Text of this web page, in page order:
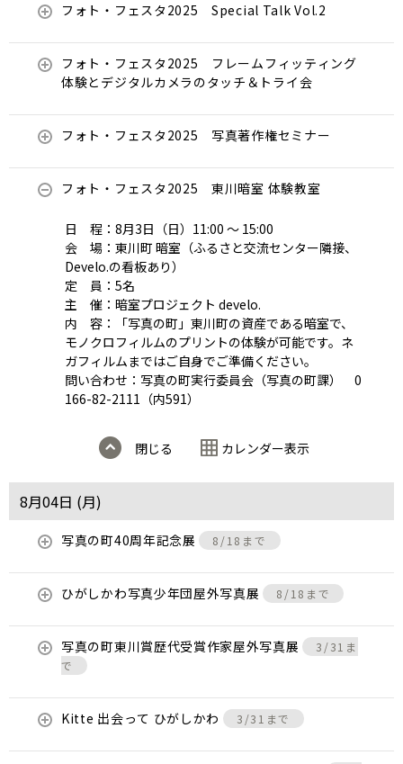
フォト・フェスタ2025 Special Talk Vol.2
フォト・フェスタ2025 フレームフィッティング
体験とデジタルカメラのタッチ＆トライ会
フォト・フェスタ2025 写真著作権セミナー
フォト・フェスタ2025 東川暗室 体験教室
日 程：8月3日（日）11:00 ～ 15:00
会 場：東川町 暗室（ふるさと交流センター隣接、
Develo.の看板あり）
定 員：5名
主 催：暗室プロジェクト develo.
内 容：「写真の町」東川町の資産である暗室で、
モノクロフィルムのプリントの体験が可能です。ネ
ガフィルムまではご自身でご準備ください。
問い合わせ：写真の町実行委員会（写真の町課） 0
166-82-2111（内591）
閉じる カレンダー表示
8月04日 (月)
写真の町40周年記念展 8/18まで
ひがしかわ写真少年団屋外写真展 8/18まで
写真の町東川賞歴代受賞作家屋外写真展
3/31ま
で
Kitte 出会って ひがしかわ 3/31まで